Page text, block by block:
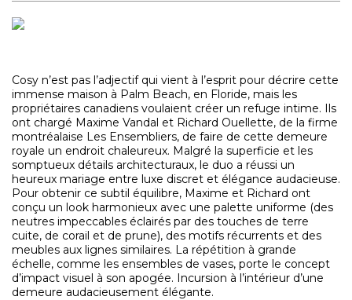
Cosy n’est pas l’adjectif qui vient à l’esprit pour décrire cette
immense maison à Palm Beach, en Floride, mais les
propriétaires canadiens voulaient créer un refuge intime. Ils
ont chargé Maxime Vandal et Richard Ouellette, de la firme
montréalaise Les Ensembliers, de faire de cette demeure
royale un endroit chaleureux. Malgré la superficie et les
somptueux détails architecturaux, le duo a réussi un
heureux mariage entre luxe discret et élégance audacieuse.
Pour obtenir ce subtil équilibre, Maxime et Richard ont
conçu un look harmonieux avec une palette uniforme (des
neutres impeccables éclairés par des touches de terre
cuite, de corail et de prune), des motifs récurrents et des
meubles aux lignes similaires. La répétition à grande
échelle, comme les ensembles de vases, porte le concept
d’impact visuel à son apogée. Incursion à l’intérieur d’une
demeure audacieusement élégante.